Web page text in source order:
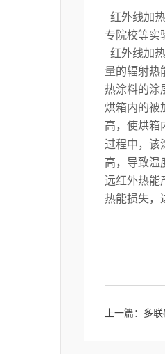
红外线加
专院校等实
红外线加
量的辐射热
热涂料的涂
烘箱内的被
高，使烘箱
过程中，该
高，导致温
远红外热能
热能损失，
上一篇： 多